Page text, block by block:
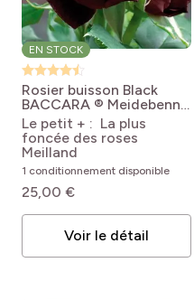
EN STOCK
Rosier buisson Black
BACCARA ® Meidebenne
Rosa Black Baccara®
'Meidebenne'
Le petit + : La plus
foncée des roses
Meilland
1 conditionnement disponible
25,00 €
Voir le détail